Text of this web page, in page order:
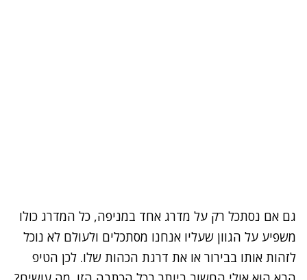
גם אם נסתכל רק על מדרג אחד במניפה, כל המדרג כולו
משפיע על הגוון שעליו אנחנו מסתכלים ולעולם לא נוכל
לזהות אותו בבירור או את דרגת הכהות שלו. לכן הטיפ